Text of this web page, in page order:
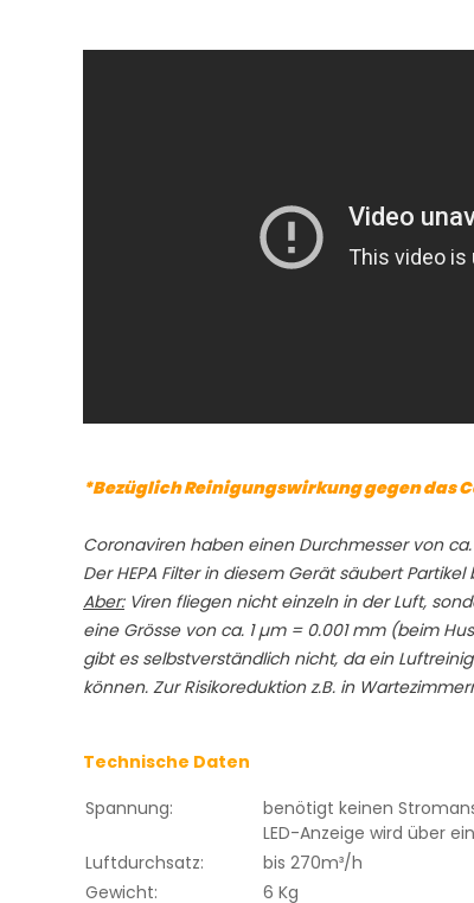
*Bezüglich Reinigungswirkung gegen das
Coronaviren haben einen Durchmesser von
Der HEPA Filter in diesem Gerät säubert
Aber:Viren fliegen nicht einzeln in der Luft,
eine Grösse von ca. 1 µm = 0.001 mm (beim
gibt es selbstverständlich nicht, da ein
können. Zur Risikoreduktion z.B. in
Technische Daten
Spannung:
benötigt keinen
LED-Anzeige wird über
Luftdurchsatz:
bis 270m³/h
Gewicht:
6 Kg